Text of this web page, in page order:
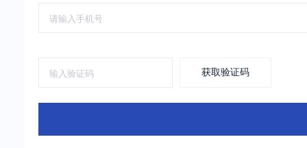
获取验证码